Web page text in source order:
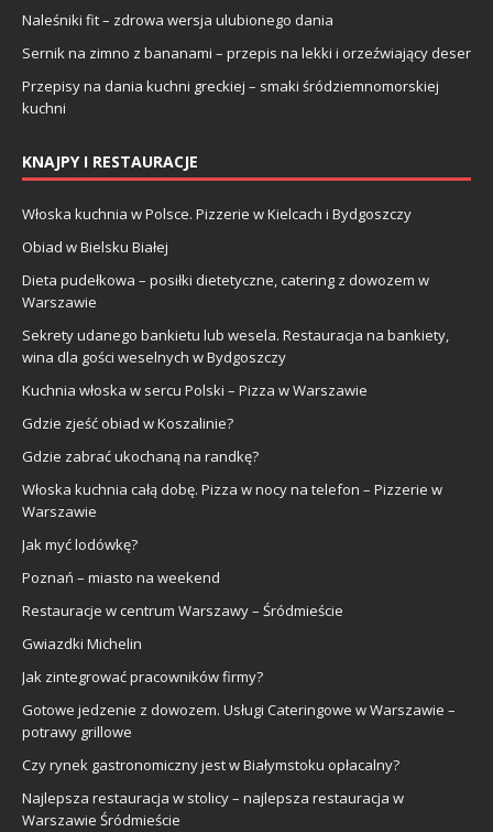
Naleśniki fit – zdrowa wersja ulubionego dania
Sernik na zimno z bananami – przepis na lekki i orzeźwiający deser
Przepisy na dania kuchni greckiej – smaki śródziemnomorskiej
kuchni
KNAJPY I RESTAURACJE
Włoska kuchnia w Polsce. Pizzerie w Kielcach i Bydgoszczy
Obiad w Bielsku Białej
Dieta pudełkowa – posiłki dietetyczne, catering z dowozem w
Warszawie
Sekrety udanego bankietu lub wesela. Restauracja na bankiety,
wina dla gości weselnych w Bydgoszczy
Kuchnia włoska w sercu Polski – Pizza w Warszawie
Gdzie zjeść obiad w Koszalinie?
Gdzie zabrać ukochaną na randkę?
Włoska kuchnia całą dobę. Pizza w nocy na telefon – Pizzerie w
Warszawie
Jak myć lodówkę?
Poznań – miasto na weekend
Restauracje w centrum Warszawy – Śródmieście
Gwiazdki Michelin
Jak zintegrować pracowników firmy?
Gotowe jedzenie z dowozem. Usługi Cateringowe w Warszawie –
potrawy grillowe
Czy rynek gastronomiczny jest w Białymstoku opłacalny?
Najlepsza restauracja w stolicy – najlepsza restauracja w
Warszawie Śródmieście